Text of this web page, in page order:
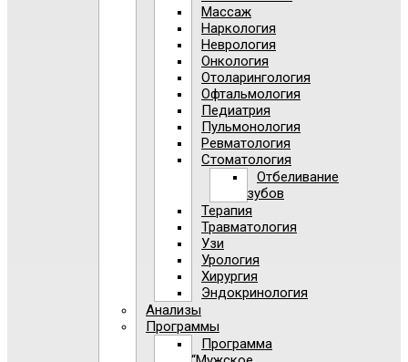
Массаж
Наркология
Неврология
Онкология
Отоларингология
Офтальмология
Педиатрия
Пульмонология
Ревматология
Стоматология
Отбеливание
зубов
Терапия
Травматология
Узи
Урология
Хирургия
Эндокринология
Анализы
Программы
Программа